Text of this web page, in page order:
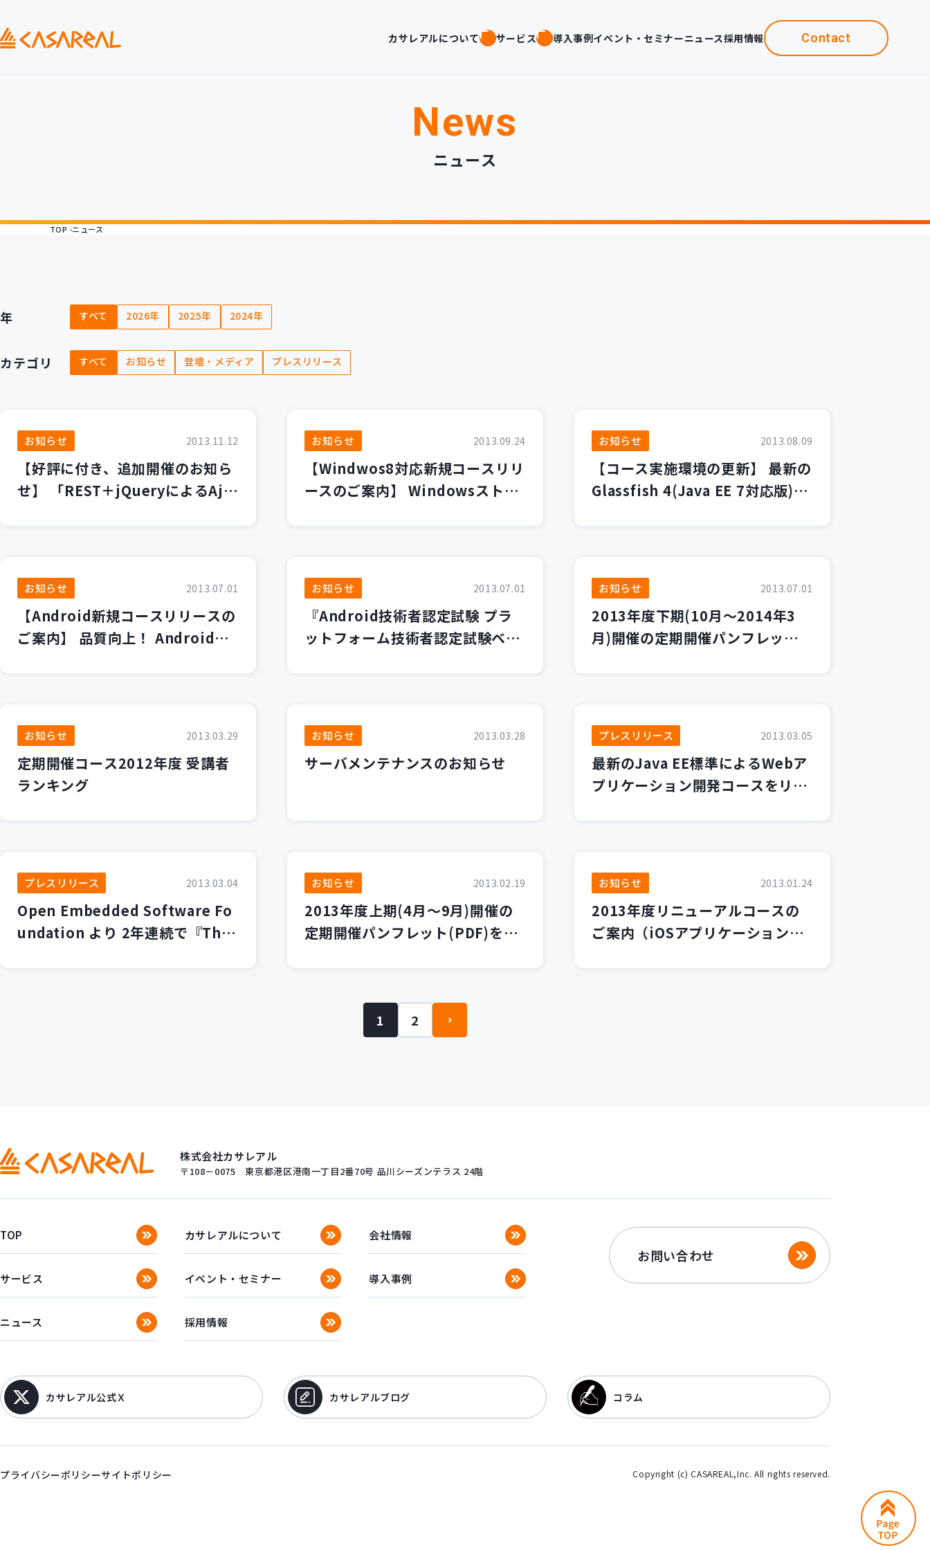
カサレアルについて サービス 導入事例イベント・セミナーニュース採用情報 Contact
News
ニュース
TOP ニュース
年 すべて 2026年 2025年 2024年
カテゴリ すべて お知らせ 登壇・メディア プレスリリース
お知らせ 2013.11.12
【好評に付き、追加開催のお知ら
せ】 「REST＋jQueryによるAja
ーバアプリケーション開発-」コー
ス
お知らせ 2013.09.24
【Windwos8対応新規コースリリ
ースのご案内】 Windowsストア
お知らせ 2013.08.09
【コース実施環境の更新】 最新の
Glassfish 4(Java EE 7対応版)を
お知らせ 2013.07.01
【Android新規コースリリースの
ご案内】 品質向上！ Androidア
お知らせ 2013.07.01
『Android技術者認定試験 プラ
ットフォーム技術者認定試験ベー
お知らせ 2013.07.01
2013年度下期(10月～2014年3
月)開催の定期開催パンフレット
お知らせ 2013.03.29
定期開催コース2012年度 受講者
ランキング
お知らせ 2013.03.28
サーバメンテナンスのお知らせ
プレスリリース 2013.03.05
最新のJava EE標準によるWebア
プリケーション開発コースをリリ
プレスリリース 2013.03.04
Open Embedded Software Fo
undation より 2年連続で『The
お知らせ 2013.02.19
2013年度上期(4月～9月)開催の
定期開催パンフレット(PDF)を掲
お知らせ 2013.01.24
2013年度リニューアルコースの
ご案内（iOSアプリケーション開
1 2
株式会社カサレアル
〒108－0075 東京都港区港南一丁目2番70号 品川シーズンテラス 24階
TOP カサレアルについて 会社情報
サービス イベント・セミナー 導入事例
ニュース 採用情報
お問い合わせ
カサレアル公式Ｘ カサレアルブログ コラム
プライバシーポリシーサイトポリシー Copyright (c) CASAREAL,Inc. All rights reserved.